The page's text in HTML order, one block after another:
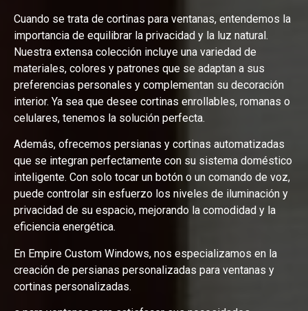
Cuando se trata de cortinas para ventanas, entendemos la
importancia de equilibrar la privacidad y la luz natural.
Nuestra extensa colección incluye una variedad de
materiales, colores y patrones que se adaptan a sus
preferencias personales y complementan su decoración
interior. Ya sea que desee cortinas enrollables, romanas o
celulares, tenemos la solución perfecta.
Además, ofrecemos persianas y cortinas automatizadas
que se integran perfectamente con su sistema doméstico
inteligente. Con solo tocar un botón o un comando de voz,
puede controlar sin esfuerzo los niveles de iluminación y
privacidad de su espacio, mejorando la comodidad y la
eficiencia energética.
En Empire Custom Windows, nos especializamos en la
creación de persianas personalizadas para ventanas y
cortinas personalizadas.